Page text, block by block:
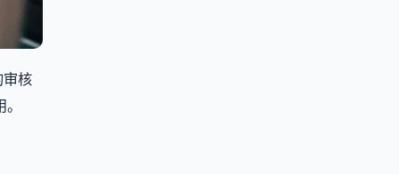
审核